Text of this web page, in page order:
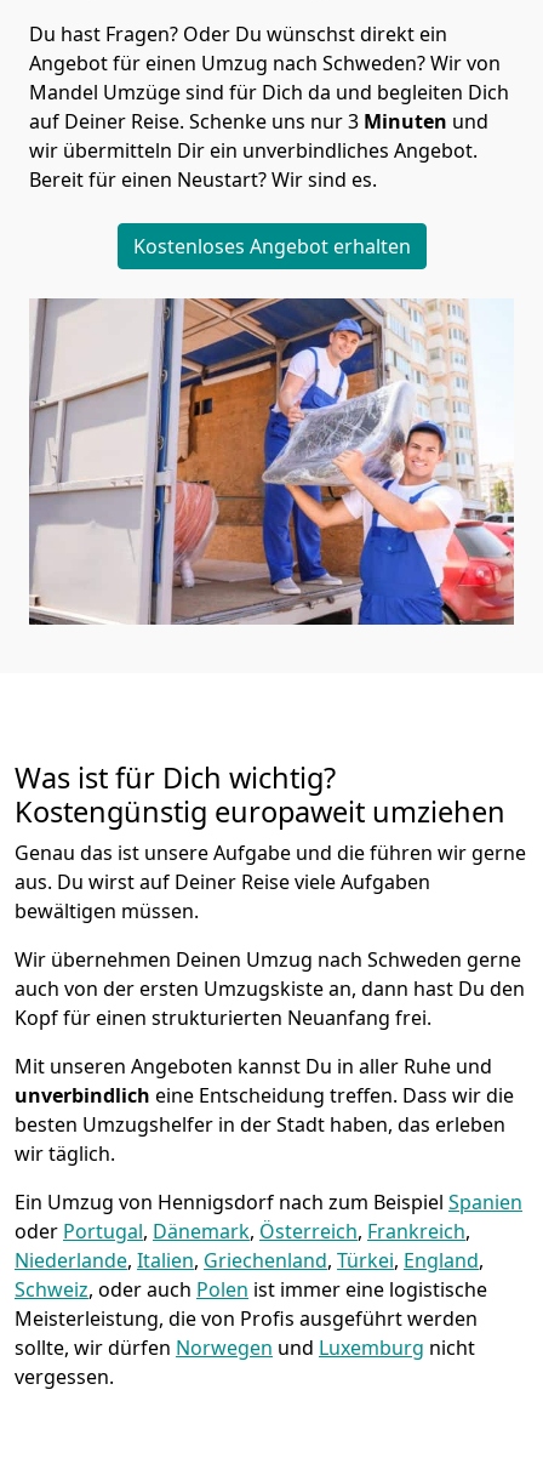
Du hast Fragen? Oder Du wünschst direkt ein
Angebot für einen Umzug nach Schweden? Wir von
Mandel Umzügesind für Dich da und begleiten Dich
auf Deiner Reise. Schenke uns nur3 Minuten und
wir übermitteln Dir ein unverbindliches Angebot.
Bereit für einen Neustart? Wir sind es.
Kostenloses Angebot erhalten
Was ist für Dich wichtig?
Kostengünstig europaweit umziehen
Genau das ist unsere Aufgabe und die führen wir gerne
aus. Du wirst auf Deiner Reise viele Aufgaben
bewältigen müssen.
Wir übernehmen Deinen Umzug nach Schweden gerne
auch von der ersten Umzugskiste an, dann hast Du den
Kopf für einen strukturierten Neuanfang frei.
Mit unseren Angeboten kannst Du in aller Ruhe und
unverbindlich eine Entscheidung treffen. Dass wir die
besten Umzugshelfer in der Stadt haben, das erleben
wir täglich.
Ein Umzug von Hennigsdorf nach zum Beispiel Spanien
oder Portugal, Dänemark, Österreich, Frankreich,
Niederlande, Italien, Griechenland, Türkei, England,
Schweiz, oder auch Polen ist immer eine logistische
Meisterleistung, die von Profis ausgeführt werden
sollte, wir dürfen Norwegen und Luxemburg nicht
vergessen.